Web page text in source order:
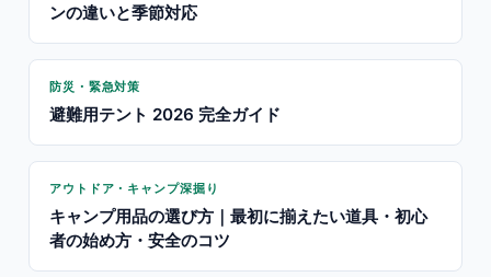
ンの違いと季節対応
防災・緊急対策
避難用テント 2026 完全ガイド
アウトドア・キャンプ深掘り
キャンプ用品の選び方｜最初に揃えたい道具・初心
者の始め方・安全のコツ